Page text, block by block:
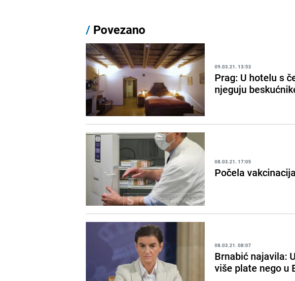
/ Povezano
09.03.21. 13:53
Prag: U hotelu s
njeguju
08.03.21. 17:05
Počela
08.03.21. 08:07
Brnabić najavila:
više plate nego u